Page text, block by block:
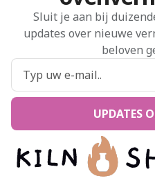
Sluit je aan bij
updates over nieuwe
beloven
UPDATES